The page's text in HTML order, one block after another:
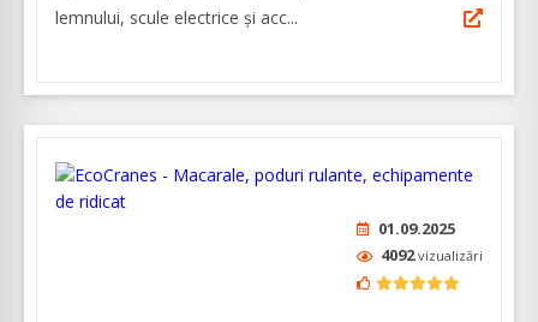
lemnului, scule electrice și acc...
01.09.2025
4092vizualizări